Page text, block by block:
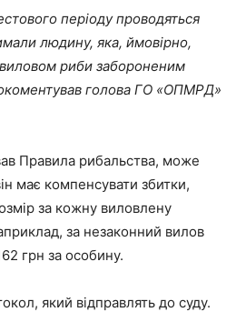
періоду проводяться
людину, яка, ймовірно,
риби забороненим
голова ГО «ОПМРД»
Правила рибальства, може
має компенсувати збитки,
за кожну виловлену
за незаконний вилов
грн за особину.
який відправлять до суду.